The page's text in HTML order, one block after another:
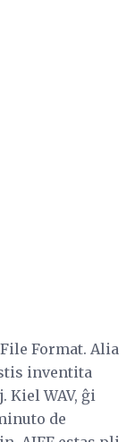
Format. Alia
inventita
Kiel WAV, ĝi
de